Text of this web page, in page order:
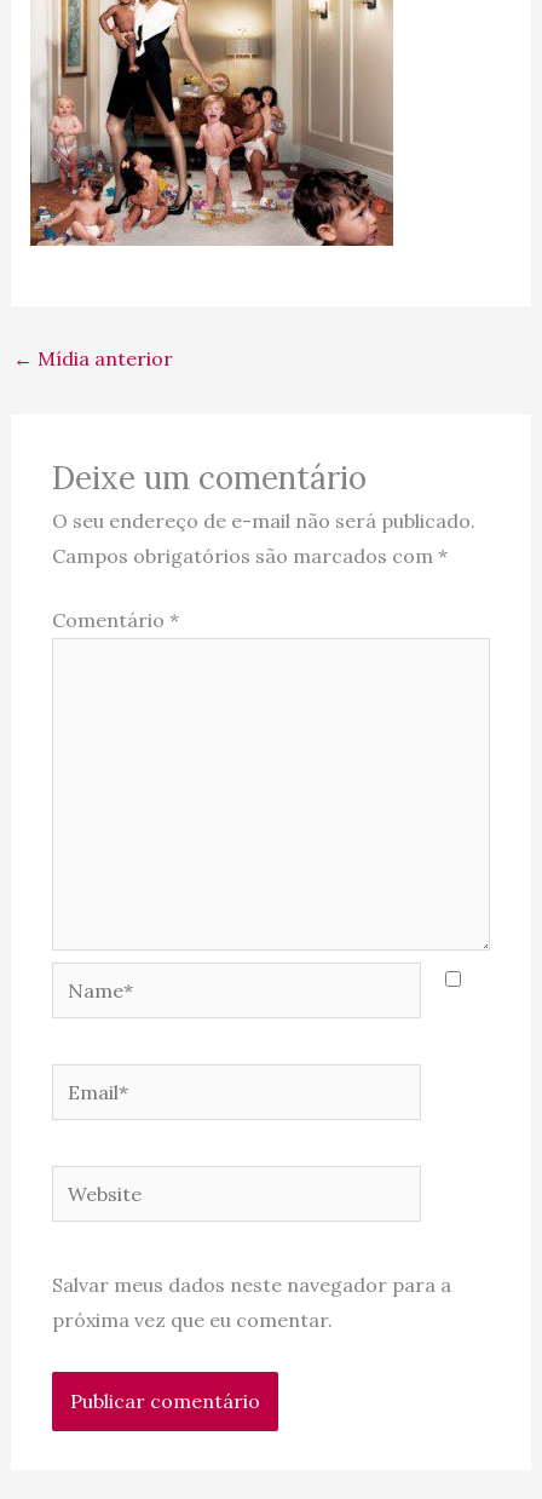
← Mídia anterior
Deixe um comentário
O seu endereço de e-mail não será publicado.
Campos obrigatórios são marcados com *
Comentário *
Name*
Email*
Website
Salvar meus dados neste navegador para a
próxima vez que eu comentar.